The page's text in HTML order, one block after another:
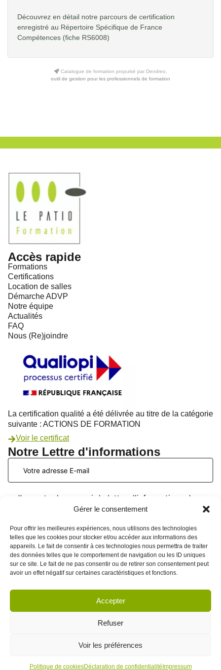
Gérer le consentement
Pour offrir les meilleures expériences, nous utilisons des technologies
telles que les cookies pour stocker et/ou accéder aux informations des
appareils. Le fait de consentir à ces technologies nous permettra de traiter
des données telles que le comportement de navigation ou les ID uniques
sur ce site. Le fait de ne pas consentir ou de retirer son consentement peut
avoir un effet négatif sur certaines caractéristiques et fonctions.
Accepter
Refuser
Voir les préférences
Politique de cookiesDéclaration de confidentialité Impressum
Découvrez en détail notre parcours de certification
enregistré au Répertoire Spécifique de France
Compétences (fiche RS6008)
Catalogue de formation propulsé par Dendreo,
outil de gestion pour les professionnels de formation
Accès rapide
Formations
Certifications
Location de salles
Démarche ADVP
Notre équipe
Actualités
FAQ
Nous (Re)joindre
Notre Lettre d'informations
J’accepte de recevoir la lettre d'informations du
PATIO Formation. Je peux me désinscrire à tout
La certification qualité a été délivrée au titre de la catégorie
suivante : ACTIONS DE FORMATION
Voir le certificat
CGV
Engagements Qualité